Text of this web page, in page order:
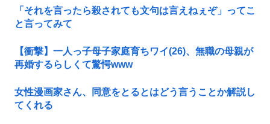
「それを言ったら殺されても文句は言えねぇぞ」ってこ
と言ってみて
【衝撃】一人っ子母子家庭育ちワイ(26)、無職の母親が
再婚するらしくて驚愕www
女性漫画家さん、同意をとるとはどう言うことか解説し
てくれる